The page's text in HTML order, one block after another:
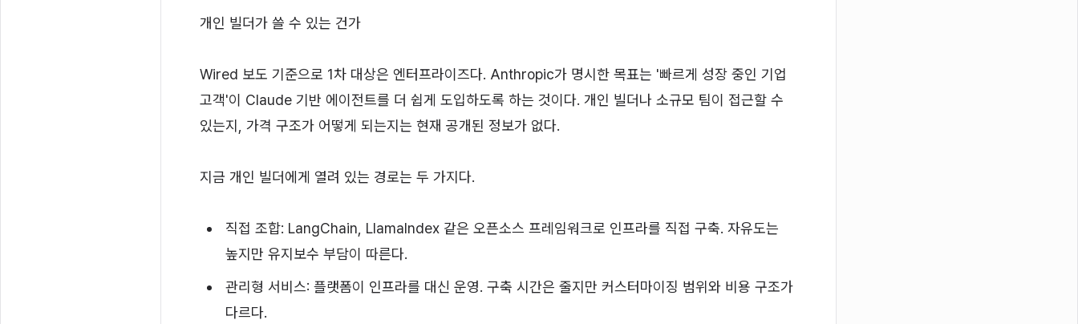
개인 빌더가 쓸 수 있는 건가
Wired 보도 기준으로 1차 대상은 엔터프라이즈다. Anthropic가 명시한 목표는 '빠르게 성장 중인 기업
고객'이 Claude 기반 에이전트를 더 쉽게 도입하도록 하는 것이다. 개인 빌더나 소규모 팀이 접근할 수
있는지, 가격 구조가 어떻게 되는지는 현재 공개된 정보가 없다.
지금 개인 빌더에게 열려 있는 경로는 두 가지다.
직접 조합: LangChain, LlamaIndex 같은 오픈소스 프레임워크로 인프라를 직접 구축. 자유도는
높지만 유지보수 부담이 따른다.
관리형 서비스: 플랫폼이 인프라를 대신 운영. 구축 시간은 줄지만 커스터마이징 범위와 비용 구조가
다르다.